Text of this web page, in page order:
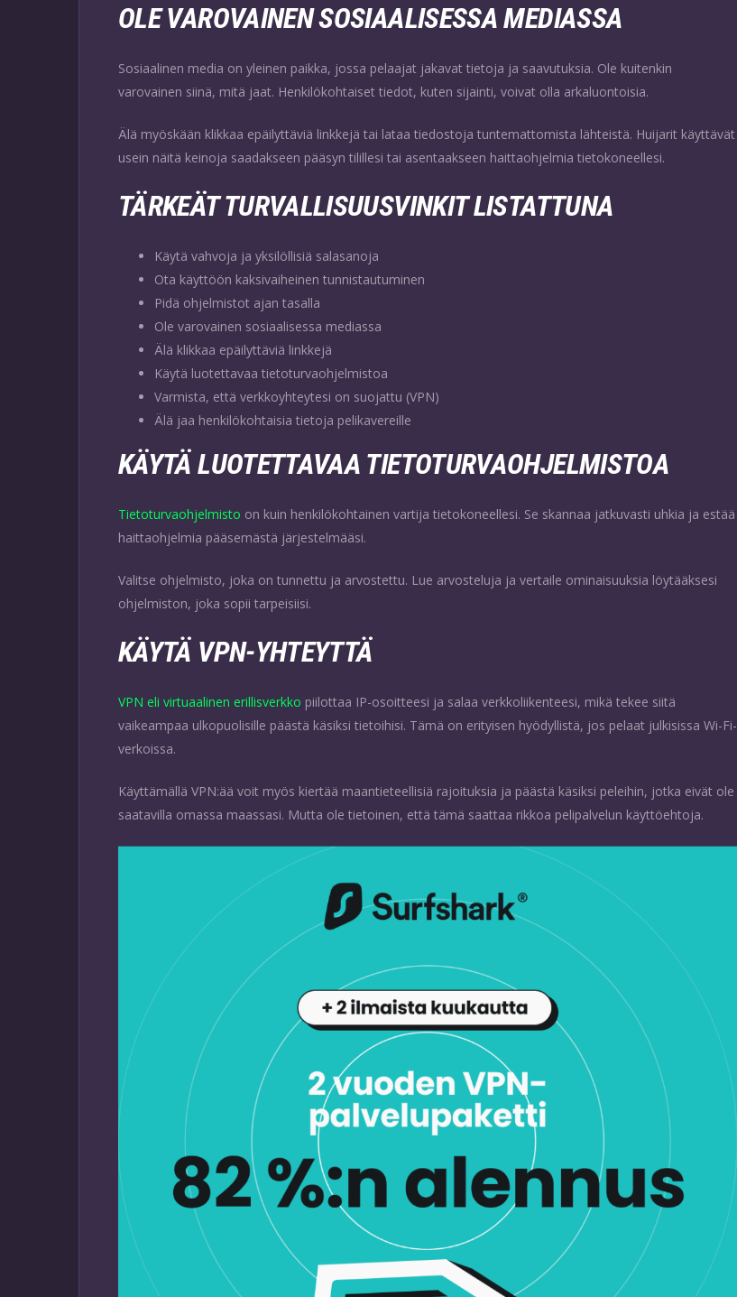
OLE VAROVAINEN SOSIAALISESSA MEDIASSA
Sosiaalinen media on yleinen paikka, jossa pelaajat jakavat tietoja ja saavutuksia. Ole kuitenkin
varovainen siinä, mitä jaat. Henkilökohtaiset tiedot, kuten sijainti, voivat olla arkaluontoisia.
Älä myöskään klikkaa epäilyttäviä linkkejä tai lataa tiedostoja tuntemattomista lähteistä. Huijarit käyttävät
usein näitä keinoja saadakseen pääsyn tilillesi tai asentaakseen haittaohjelmia tietokoneellesi.
TÄRKEÄT TURVALLISUUSVINKIT LISTATTUNA
Käytä vahvoja ja yksilöllisiä salasanoja
Ota käyttöön kaksivaiheinen tunnistautuminen
Pidä ohjelmistot ajan tasalla
Ole varovainen sosiaalisessa mediassa
Älä klikkaa epäilyttäviä linkkejä
Käytä luotettavaa tietoturvaohjelmistoa
Varmista, että verkkoyhteytesi on suojattu (VPN)
Älä jaa henkilökohtaisia tietoja pelikavereille
KÄYTÄ LUOTETTAVAA TIETOTURVAOHJELMISTOA
Tietoturvaohjelmisto on kuin henkilökohtainen vartija tietokoneellesi. Se skannaa jatkuvasti uhkia ja estää
haittaohjelmia pääsemästä järjestelmääsi.
Valitse ohjelmisto, joka on tunnettu ja arvostettu. Lue arvosteluja ja vertaile ominaisuuksia löytääksesi
ohjelmiston, joka sopii tarpeisiisi.
KÄYTÄ VPN-YHTEYTTÄ
VPN eli virtuaalinen erillisverkko piilottaa IP-osoitteesi ja salaa verkkoliikenteesi, mikä tekee siitä
vaikeampaa ulkopuolisille päästä käsiksi tietoihisi. Tämä on erityisen hyödyllistä, jos pelaat julkisissa Wi-Fi-
verkoissa.
Käyttämällä VPN:ää voit myös kiertää maantieteellisiä rajoituksia ja päästä käsiksi peleihin, jotka eivät ole
saatavilla omassa maassasi. Mutta ole tietoinen, että tämä saattaa rikkoa pelipalvelun käyttöehtoja.